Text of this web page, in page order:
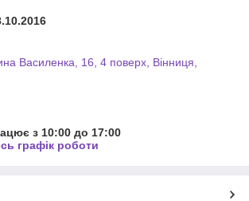
Василенка, 16, 4 поверх, Вінниця,
з 10:00 до 17:00
графік роботи